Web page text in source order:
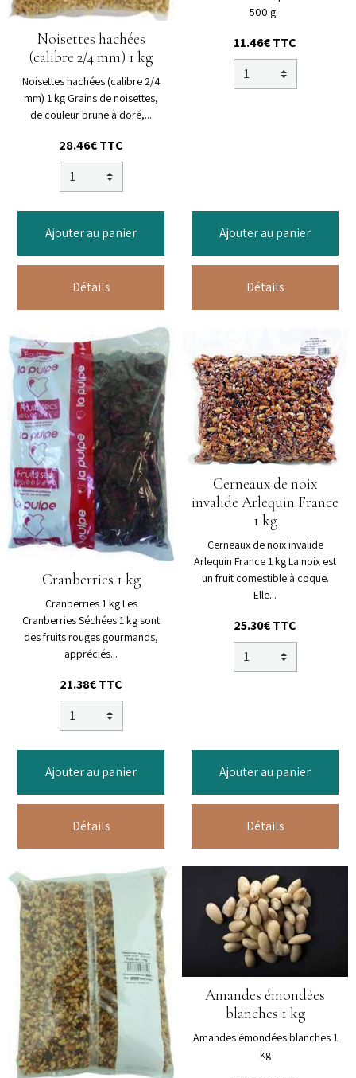
Noisettes hachées
(calibre 2/4 mm) 1 kg
Noisettes hachées (calibre 2/4
mm) 1 kg Grains de noisettes,
de couleur brune à doré,...
28.46€ TTC
Ajouter au panier
Détails
500 g
11.46€ TTC
Ajouter au panier
Détails
Cranberries 1 kg
Cranberries 1 kg Les
Cranberries Séchées 1 kg sont
des fruits rouges gourmands,
appréciés...
21.38€ TTC
Ajouter au panier
Détails
Cerneaux de noix
invalide Arlequin France
1 kg
Cerneaux de noix invalide
Arlequin France 1 kg La noix est
un fruit comestible à coque.
Elle...
25.30€ TTC
Ajouter au panier
Détails
Amandes émondées
blanches 1 kg
Amandes émondées blanches 1
kg